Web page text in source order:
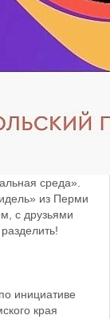
среда».
из Перми
с друзьями
инициативе
края